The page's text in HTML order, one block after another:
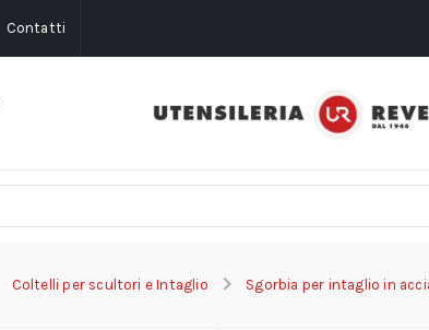
Contatti
Coltelli per scultori e Intaglio Sgorbia per intaglio in